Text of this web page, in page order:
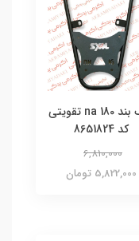
ترک بند na 180 تقویتی
کد 8651824
6,810,000
5,822,000 تومان